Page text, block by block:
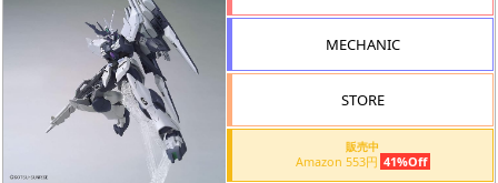
MECHANIC
STORE
販売中
Amazon 553円 41%Off